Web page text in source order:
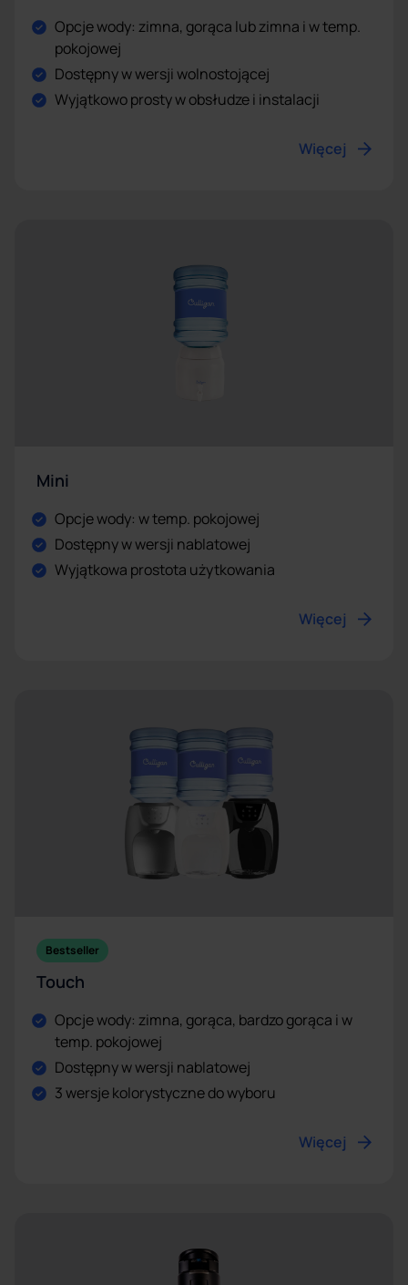
Opcje wody: zimna, gorąca lub zimna i w temp.
pokojowej
Dostępny w wersji wolnostojącej
Wyjątkowo prosty w obsłudze i instalacji
Więcej
Mini
Opcje wody: w temp. pokojowej
Dostępny w wersji nablatowej
Wyjątkowa prostota użytkowania
Więcej
Bestseller
Touch
Opcje wody: zimna, gorąca, bardzo gorąca i w
temp. pokojowej
Dostępny w wersji nablatowej
3 wersje kolorystyczne do wyboru
Więcej